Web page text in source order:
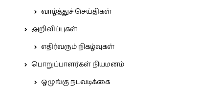
வாழ்த்துச் செய்திகள்
அறிவிப்புகள்
எதிர்வரும் நிகழ்வுகள்
பொறுப்பாளர்கள் நியமனம்
ஒழுங்கு நடவடிக்கை